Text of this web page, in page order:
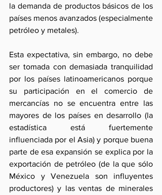
la demanda de productos básicos de los
países menos avanzados (especialmente
petróleo y metales).
Esta expectativa, sin embargo, no debe
ser tomada con demasiada tranquilidad
por los países latinoamericanos porque
su participación en el comercio de
mercancías no se encuentra entre las
mayores de los países en desarrollo (la
estadística está fuertemente
influenciada por el Asia) y porque buena
parte de esa expansión se explica por la
exportación de petróleo (de la que sólo
México y Venezuela son influyentes
productores) y las ventas de minerales